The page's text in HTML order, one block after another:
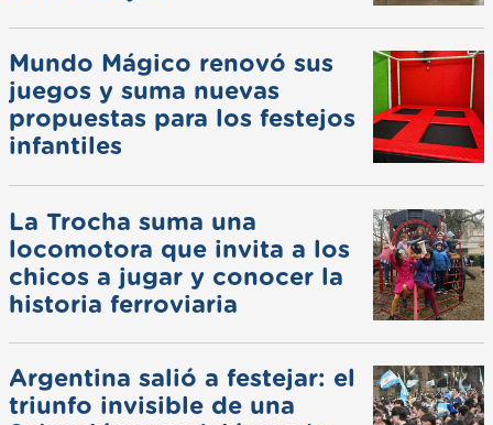
Mundo Mágico renovó sus
juegos y suma nuevas
propuestas para los festejos
infantiles
La Trocha suma una
locomotora que invita a los
chicos a jugar y conocer la
historia ferroviaria
Argentina salió a festejar: el
triunfo invisible de una